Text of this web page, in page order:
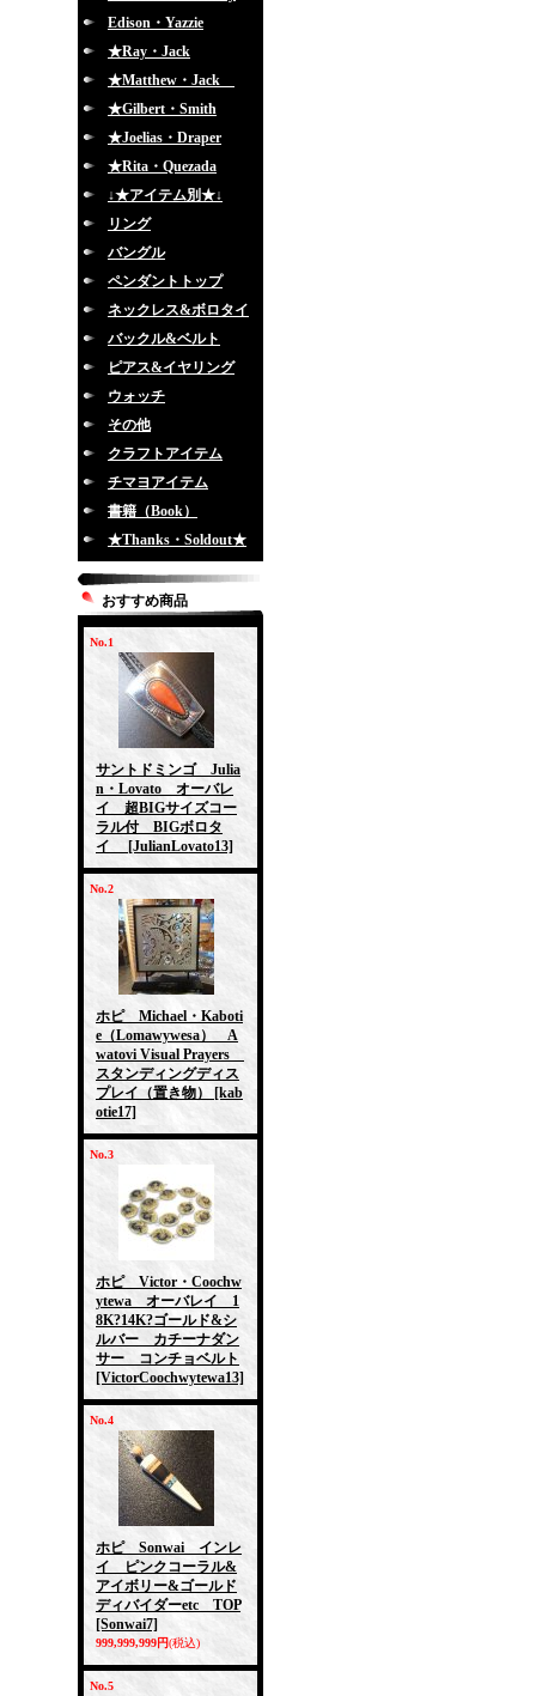
Edison・Yazzie
★Ray・Jack
★Matthew・Jack
★Gilbert・Smith
★Joelias・Draper
★Rita・Quezada
↓★アイテム別★↓
リング
バングル
ペンダントトップ
ネックレス&ボロタイ
バックル&ベルト
ピアス&イヤリング
ウォッチ
その他
クラフトアイテム
チマヨアイテム
書籍（Book）
★Thanks・Soldout★
おすすめ商品
No.1
サントドミンゴ Julia
n・Lovato オーバレ
イ 超BIGサイズコー
ラル付 BIGボロタ
イ
[JulianLovato13]
No.2
ホピ Michael・Kaboti
e（Lomawywesa） A
watovi Visual Prayers
スタンディングディス
プレイ（置き物）
[kab
otie17]
No.3
ホピ Victor・Coochw
ytewa オーバレイ 1
8K?14K?ゴールド&シ
ルバー カチーナダン
サー コンチョベルト
[VictorCoochwytewa13]
No.4
ホピ Sonwai インレ
イ ピンクコーラル&
アイボリー&ゴールド
ディバイダーetc TOP
[Sonwai7]
999,999,999円(税込)
No.5